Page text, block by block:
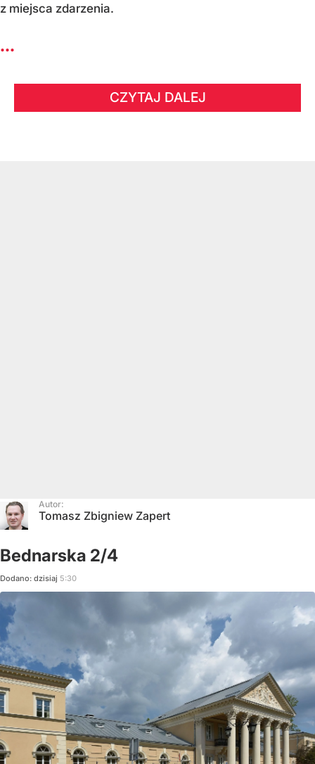
z miejsca zdarzenia.
...
CZYTAJ DALEJ
Autor:
Tomasz Zbigniew Zapert
Bednarska 2/4
Dodano: dzisiaj 5:30